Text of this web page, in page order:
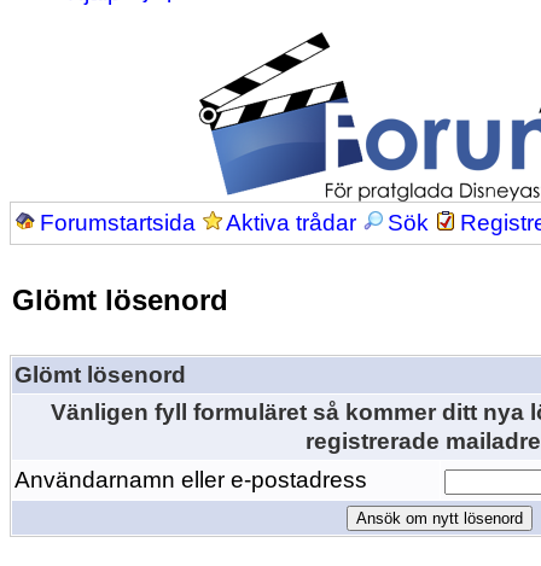
Forumstartsida Aktiva trådar Sök
Glömt lösenord
Glömt lösenord
Vänligen fyll formuläret så kommer ditt nya
registrerade
Användarnamn eller e-postadress